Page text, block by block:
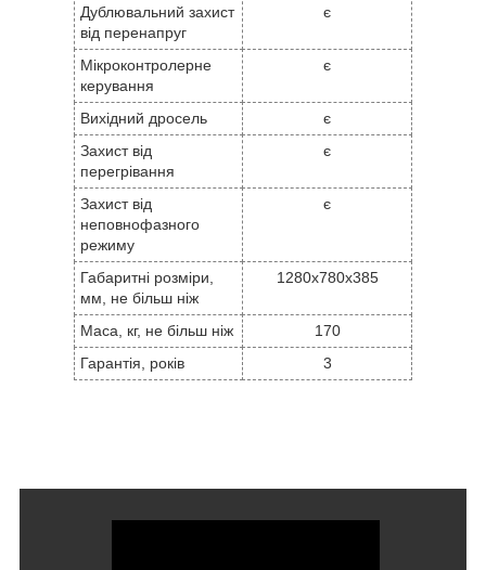
Дублювальний захист
від перенапруг
є
Мікроконтролерне
керування
є
Вихідний дросель
є
Захист від
перегрівання
є
Захист від
неповнофазного
режиму
є
Габаритні розміри,
мм, не більш ніж
1280х780х385
Маса, кг, не більш ніж
170
Гарантія, років
3